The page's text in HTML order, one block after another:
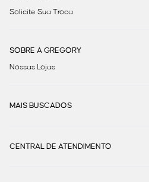
Solicite Sua Troca
SOBRE A GREGORY
Nossas Lojas
MAIS BUSCADOS
CENTRAL DE ATENDIMENTO